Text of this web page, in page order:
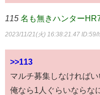
115 名も無きハンター
2023/11/21(火) 16:38:21.47 ID:59/
>>113
マルチ募集しなければい
俺なら1人ぐらいならな